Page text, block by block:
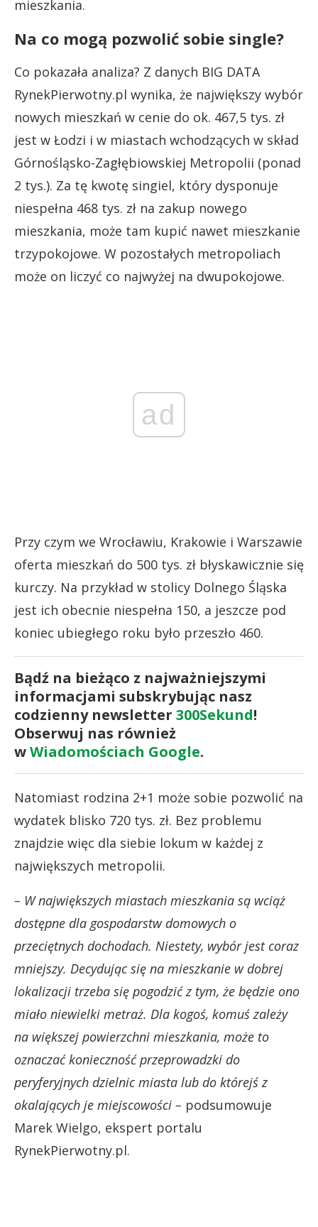
mieszkania.
Na co mogą pozwolić sobie single?
Co pokazała analiza? Z danych BIG DATA
RynekPierwotny.pl wynika, że największy wybór
nowych mieszkań w cenie do ok. 467,5 tys. zł
jest w Łodzi i w miastach wchodzących w skład
Górnośląsko-Zagłębiowskiej Metropolii (ponad
2 tys.). Za tę kwotę singiel, który dysponuje
niespełna 468 tys. zł na zakup nowego
mieszkania, może tam kupić nawet mieszkanie
trzypokojowe. W pozostałych metropoliach
może on liczyć co najwyżej na dwupokojowe.
ad
Przy czym we Wrocławiu, Krakowie i Warszawie
oferta mieszkań do 500 tys. zł błyskawicznie się
kurczy. Na przykład w stolicy Dolnego Śląska
jest ich obecnie niespełna 150, a jeszcze pod
koniec ubiegłego roku było przeszło 460.
Bądź na bieżąco z najważniejszymi
informacjami subskrybując nasz
codzienny newsletter 300Sekund!
Obserwuj nas również
wWiadomościach Google.
Natomiast rodzina 2+1 może sobie pozwolić na
wydatek blisko 720 tys. zł. Bez problemu
znajdzie więc dla siebie lokum w każdej z
największych metropolii.
– W największych miastach mieszkania są wciąż
dostępne dla gospodarstw domowych o
przeciętnych dochodach. Niestety, wybór jest coraz
mniejszy. Decydując się na mieszkanie w dobrej
lokalizacji trzeba się pogodzić z tym, że będzie ono
miało niewielki metraż. Dla kogoś, komuś zależy
na większej powierzchni mieszkania, może to
oznaczać konieczność przeprowadzki do
peryferyjnych dzielnic miasta lub do którejś z
okalających je miejscowości – podsumowuje
Marek Wielgo, ekspert portalu
RynekPierwotny.pl.